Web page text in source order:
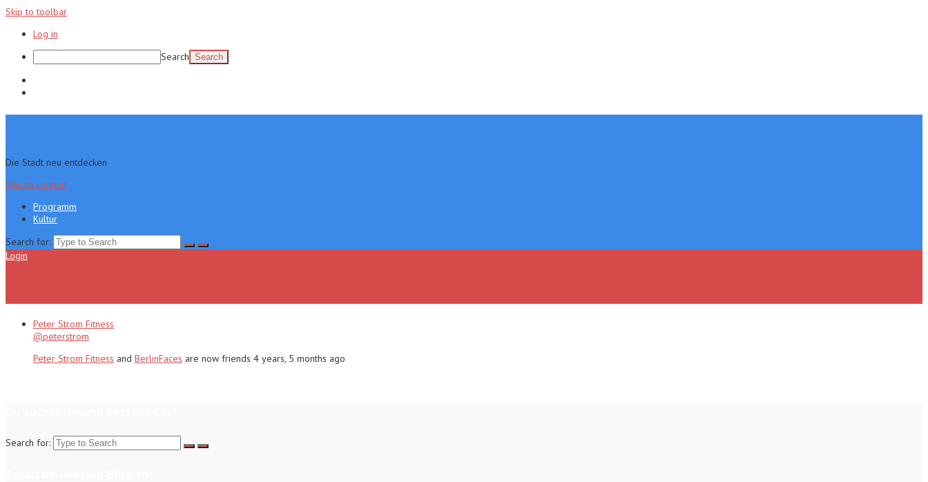
Skip to toolbar
Log in
Search
Die Stadt neu entdecken
Skip to content
Programm
Kultur
Search for:
Login
Peter Strom Fitness
@peterstrom
Peter Strom Fitness and BerlinFaces are now friends 4 years, 5 months ago
Search for: